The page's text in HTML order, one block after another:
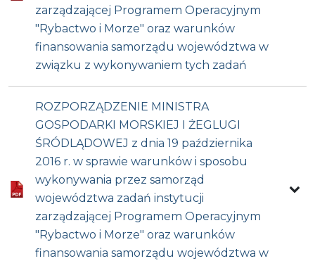
zarządzającej Programem Operacyjnym
"Rybactwo i Morze" oraz warunków
finansowania samorządu województwa w
związku z wykonywaniem tych zadań
ROZPORZĄDZENIE MINISTRA
GOSPODARKI MORSKIEJ I ŻEGLUGI
ŚRÓDLĄDOWEJ z dnia 19 października
2016 r. w sprawie warunków i sposobu
wykonywania przez samorząd
województwa zadań instytucji
zarządzającej Programem Operacyjnym
"Rybactwo i Morze" oraz warunków
finansowania samorządu województwa w